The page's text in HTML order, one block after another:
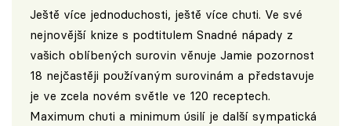
Ještě více jednoduchosti, ještě více chuti. Ve své
nejnovější knize s podtitulem Snadné nápady z
vašich oblíbených surovin věnuje Jamie pozornost
18 nejčastěji používaným surovinám a představuje
je ve zcela novém světle ve 120 receptech.
Maximum chuti a minimum úsilí je další sympatická